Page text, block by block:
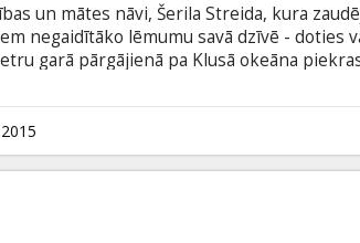
un mātes nāvi, Šerila Streida, kura
negaidītāko lēmumu savā dzīvē - doties
garā pārgājienā pa Klusā okeāna
taču maksa par to ir neticami augsta.
un krievu valodā.